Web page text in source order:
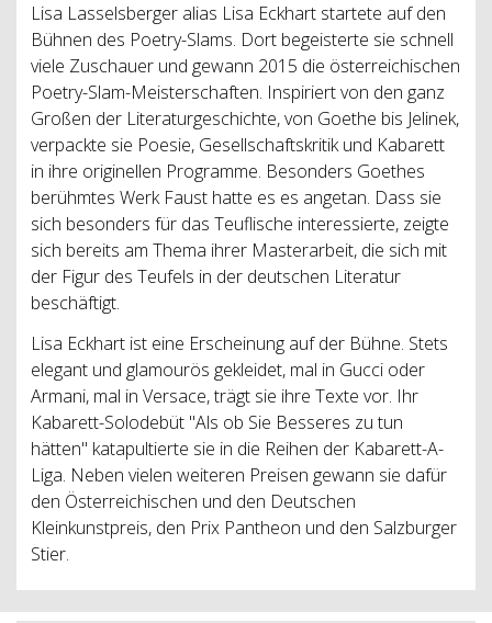
Lisa Lasselsberger alias Lisa Eckhart startete auf den
Bühnen des Poetry-Slams. Dort begeisterte sie schnell
viele Zuschauer und gewann 2015 die österreichischen
Poetry-Slam-Meisterschaften. Inspiriert von den ganz
Großen der Literaturgeschichte, von Goethe bis Jelinek,
verpackte sie Poesie, Gesellschaftskritik und Kabarett
in ihre originellen Programme. Besonders Goethes
berühmtes Werk Faust hatte es es angetan. Dass sie
sich besonders für das Teuflische interessierte, zeigte
sich bereits am Thema ihrer Masterarbeit, die sich mit
der Figur des Teufels in der deutschen Literatur
beschäftigt.
Lisa Eckhart ist eine Erscheinung auf der Bühne. Stets
elegant und glamourös gekleidet, mal in Gucci oder
Armani, mal in Versace, trägt sie ihre Texte vor. Ihr
Kabarett-Solodebüt "Als ob Sie Besseres zu tun
hätten" katapultierte sie in die Reihen der Kabarett-A-
Liga. Neben vielen weiteren Preisen gewann sie dafür
den Österreichischen und den Deutschen
Kleinkunstpreis, den Prix Pantheon und den Salzburger
Stier.